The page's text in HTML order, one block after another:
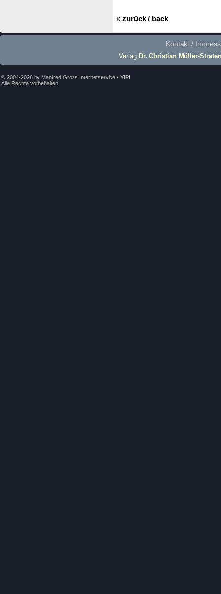
« zurück / back
Kontakt /
Verlag Dr. Christian Müller-Straten
© 2004-2026 by Manfred Gross Internetservice - YIPI
Alle Rechte vorbehalten